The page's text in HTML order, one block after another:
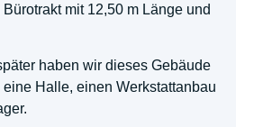
mit 12,50 m Länge und
haben wir dieses Gebäude
Halle, einen Werkstattanbau